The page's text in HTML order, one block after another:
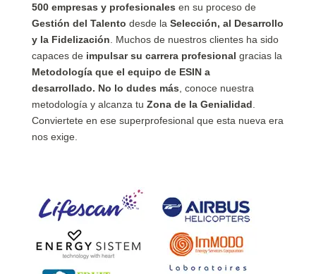
500 empresas y profesionales en su proceso de
Gestión del Talento desde la Selección, al Desarrollo
y la Fidelización . Muchos de nuestros clientes ha sido
capaces de impulsar su carrera profesional gracias la
Metodología que el equipo de ESIN a
desarrollado. No lo dudes más , conoce nuestra
metodología y alcanza tu Zona de la Genialidad
Conviertete en ese superprofesional que esta nueva era
nos exige.